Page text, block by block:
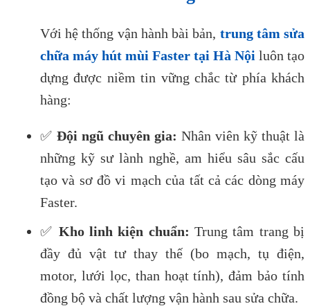
Với hệ thống vận hành bài bản, trung tâm sửa
chữa máy hút mùi Faster tại Hà Nội luôn tạo
dựng được niềm tin vững chắc từ phía khách
hàng:
✅ Đội ngũ chuyên gia: Nhân viên kỹ thuật là
những kỹ sư lành nghề, am hiểu sâu sắc cấu
tạo và sơ đồ vi mạch của tất cả các dòng máy
Faster.
✅ Kho linh kiện chuẩn: Trung tâm trang bị
đầy đủ vật tư thay thế (bo mạch, tụ điện,
motor, lưới lọc, than hoạt tính), đảm bảo tính
đồng bộ và chất lượng vận hành sau sửa chữa.